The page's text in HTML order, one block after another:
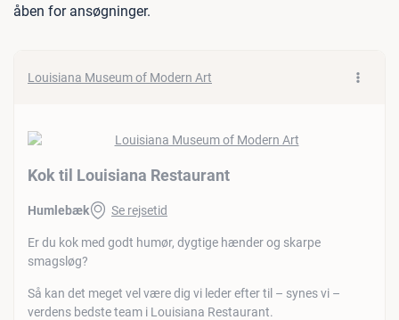
åben for ansøgninger.
Louisiana Museum of Modern Art
Kok til Louisiana Restaurant
Humlebæk Se rejsetid
Er du kok med godt humør, dygtige hænder og skarpe
smagsløg?
Så kan det meget vel være dig vi leder efter til – synes vi –
verdens bedste team i Louisiana Restaurant.